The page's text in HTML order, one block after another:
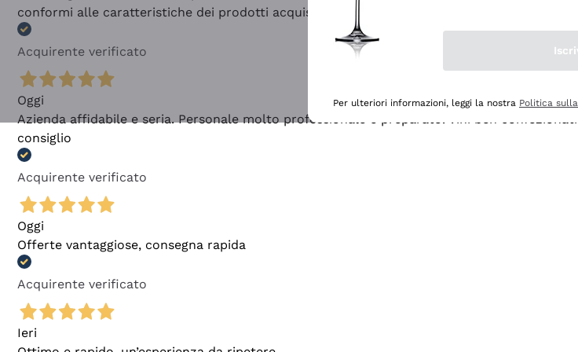
conformi alle caratteristiche dei prodotti acquistati
Acquirente verificato
Oggi
Azienda affidabile e seria. Personale molto professionale e preparato. Vini ben
consiglio
Acquirente verificato
Oggi
Offerte vantaggiose, consegna rapida
Acquirente verificato
Ieri
Per ulteriori informazioni, leggi la nostra Politica